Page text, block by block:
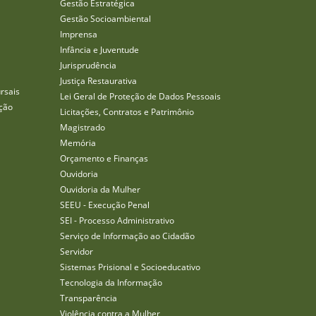
Gestão Estratégica
Gestão Socioambiental
Imprensa
Infância e Juventude
Jurisprudência
Justiça Restaurativa
Lei Geral de Proteção de Dados Pessoais
Licitações, Contratos e Patrimônio
Magistrado
Memória
Orçamento e Finanças
Ouvidoria
Ouvidoria da Mulher
SEEU - Execução Penal
SEI - Processo Administrativo
Serviço de Informação ao Cidadão
Servidor
Sistemas Prisional e Socioeducativo
Tecnologia da Informação
Transparência
Violência contra a Mulher